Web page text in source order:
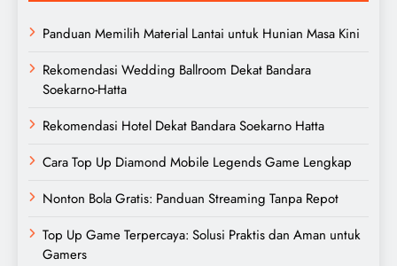
Panduan Memilih Material Lantai untuk Hunian Masa Kini
Rekomendasi Wedding Ballroom Dekat Bandara
Soekarno-Hatta
Rekomendasi Hotel Dekat Bandara Soekarno Hatta
Cara Top Up Diamond Mobile Legends Game Lengkap
Nonton Bola Gratis: Panduan Streaming Tanpa Repot
Top Up Game Terpercaya: Solusi Praktis dan Aman untuk
Gamers